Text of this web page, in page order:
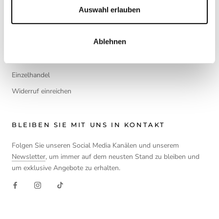
Auswahl erlauben
Ablehnen
Pflegehinweise
Einzelhandel
Widerruf einreichen
BLEIBEN SIE MIT UNS IN KONTAKT
Folgen Sie unseren Social Media Kanälen und unserem
Newsletter, um immer auf dem neusten Stand zu bleiben und
um exklusive Angebote zu erhalten.